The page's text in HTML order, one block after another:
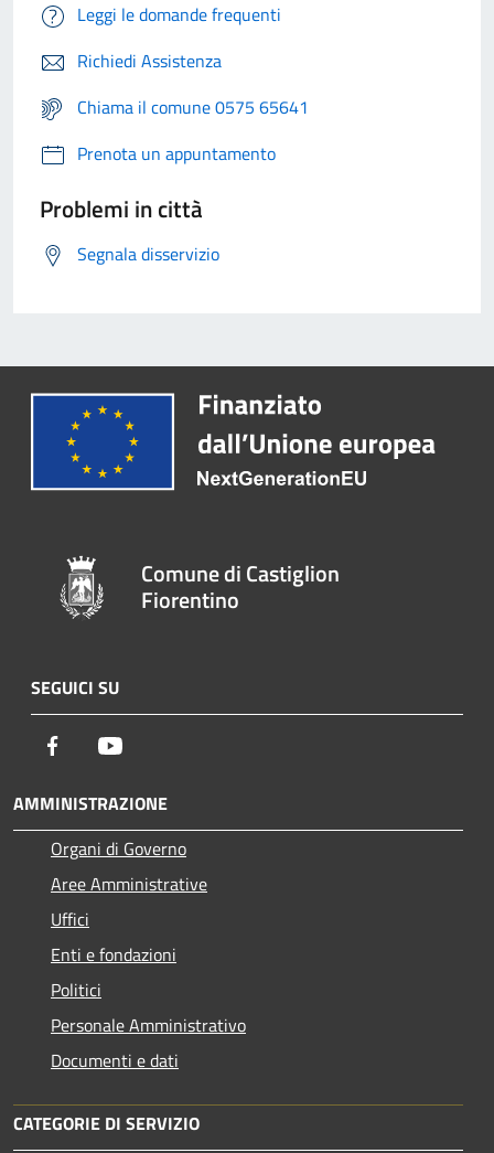
Leggi le domande frequenti
Richiedi Assistenza
Chiama il comune 0575 65641
Prenota un appuntamento
Problemi in città
Segnala disservizio
Comune di Castiglion
Fiorentino
SEGUICI SU
Facebook
AMMINISTRAZIONE
Organi di Governo
Aree Amministrative
Uffici
Enti e fondazioni
Politici
Personale Amministrativo
Documenti e dati
CATEGORIE DI SERVIZIO